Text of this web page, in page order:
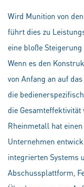
Wird Munition von
führt dies zu
eine bloße
Wenn es den
von Anfang an auf
die
die
Rheinmetall hat
Unternehmen
integrierten Systems
Abschussplattform,